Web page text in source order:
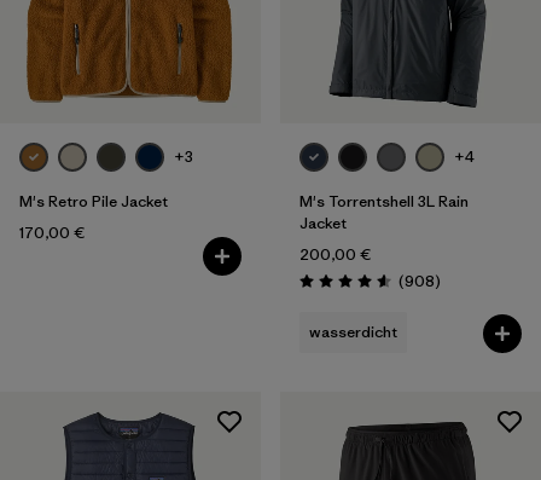
+3
M's Retro Pile Jacket
170,00 €
+4
M's Torrentshell 3L Rain
Jacket
200,00 €
Bewertung: 4.6 / 5
(908Rezensionen
)
wasserdicht